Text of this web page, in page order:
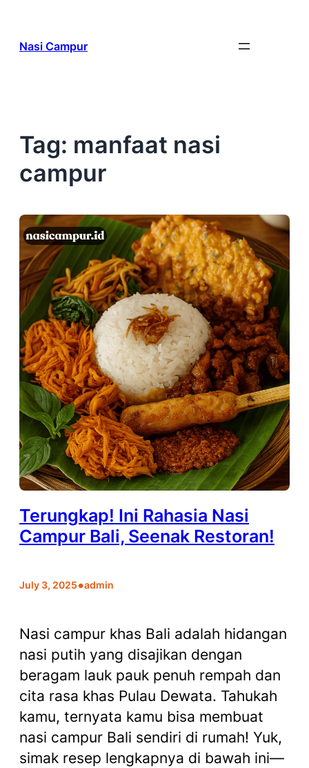
content
Nasi Campur
Tag: manfaat nasi
campur
Terungkap! Ini Rahasia Nasi
Campur Bali, Seenak Restoran!
July 3, 2025•admin
Nasi campur khas Bali adalah hidangan
nasi putih yang disajikan dengan
beragam lauk pauk penuh rempah dan
cita rasa khas Pulau Dewata. Tahukah
kamu, ternyata kamu bisa membuat
nasi campur Bali sendiri di rumah! Yuk,
simak resep lengkapnya di bawah ini—